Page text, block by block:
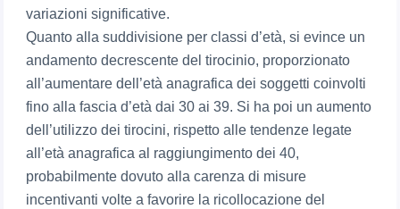
variazioni significative.
Quanto alla suddivisione per classi d’età, si evince un
andamento decrescente del tirocinio, proporzionato
all’aumentare dell’età anagrafica dei soggetti coinvolti
fino alla fascia d’età dai 30 ai 39. Si ha poi un aumento
dell’utilizzo dei tirocini, rispetto alle tendenze legate
all’età anagrafica al raggiungimento dei 40,
probabilmente dovuto alla carenza di misure
incentivanti volte a favorire la ricollocazione del